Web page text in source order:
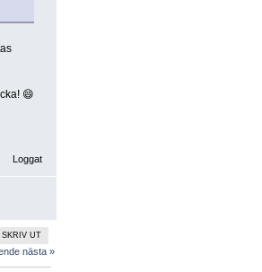
😄
Loggat
SKRIV UT
nästa »